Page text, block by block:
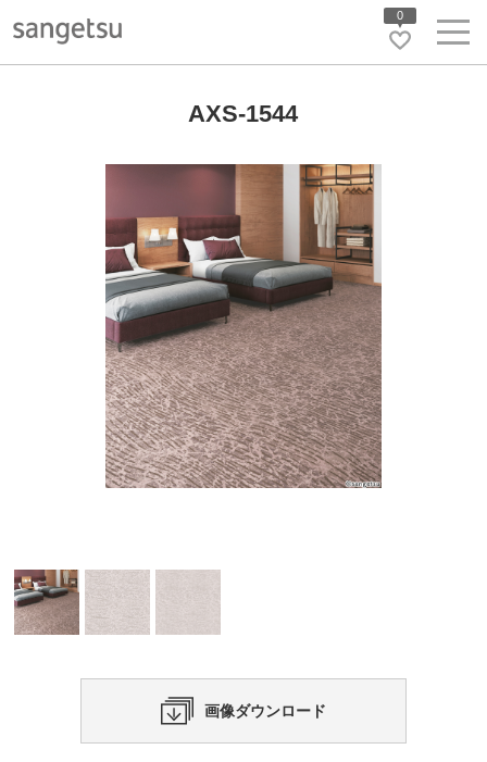
0
AXS-1544
画像ダウンロード